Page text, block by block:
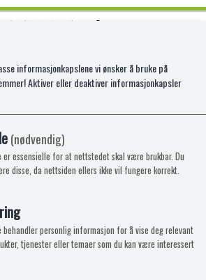
ROBOT
informasjonkapslene vi ønsker å bruke på
Aktiver eller deaktiver informasjonkapsler
(nødvendig)
er essensielle for at nettstedet skal være brukbar. Du
disse, da nettsiden ellers ikke vil fungere korrekt.
behandler personlig informasjon for å vise deg relevant
tjenester eller temaer som du kan være interessert